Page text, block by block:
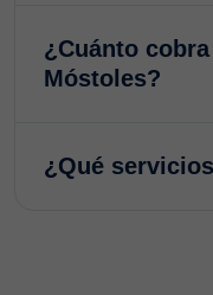
¿Cuánto
Móstoles?
¿Qué